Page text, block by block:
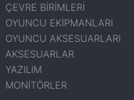
ÇEVRE BİRİMLERİ
OYUNCU EKİPMANLARI
OYUNCU AKSESUARLARI
AKSESUARLAR
YAZILIM
MONİTÖRLER